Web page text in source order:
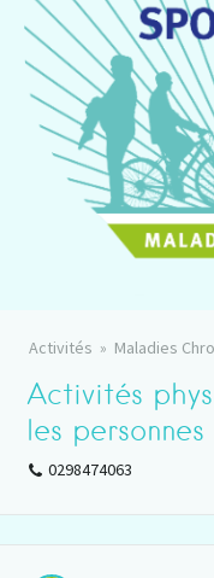
Activités Maladies
Activités
les
0298474063